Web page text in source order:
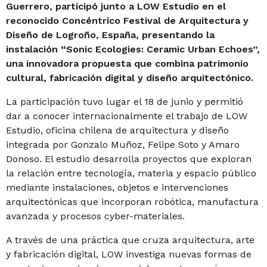
Guerrero, participó junto a LOW Estudio en el
reconocido Concéntrico Festival de Arquitectura y
Diseño de Logroño, España, presentando la
instalación “Sonic Ecologies: Ceramic Urban Echoes”,
una innovadora propuesta que combina patrimonio
cultural, fabricación digital y diseño arquitectónico.
La participación tuvo lugar el 18 de junio y permitió
dar a conocer internacionalmente el trabajo de LOW
Estudio, oficina chilena de arquitectura y diseño
integrada por Gonzalo Muñoz, Felipe Soto y Amaro
Donoso. El estudio desarrolla proyectos que exploran
la relación entre tecnología, materia y espacio público
mediante instalaciones, objetos e intervenciones
arquitectónicas que incorporan robótica, manufactura
avanzada y procesos cyber-materiales.
A través de una práctica que cruza arquitectura, arte
y fabricación digital, LOW investiga nuevas formas de